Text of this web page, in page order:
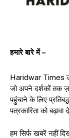
हमारे बारे में –
Haridwar Times
जो अपने दर्शकों तक
पहुंचाने के लिए
पत्रकारिता को बढ़ावा
हम सिर्फ खबरें नहीं